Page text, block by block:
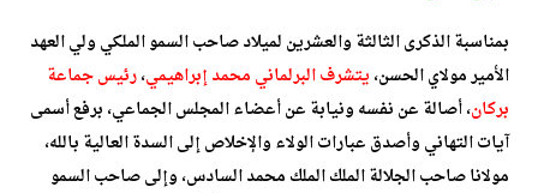
بمناسبة الذكرى الثالثة والعشرين لميلاد صاحب السمو الملكي ولي العهد
الأمير مولاي الحسن، يتشرف البرلماني محمد إبراهيمي،رئيس جماعة
بركان، أصالة عن نفسه ونيابة عن أعضاء المجلس الجماعي، برفع أسمى
آيات التهاني وأصدق عبارات الولاء والإخلاص إلى السدة العالية بالله،
مولانا صاحب الجلالة الملك الملك محمد السادس، وإلى صاحب السمو